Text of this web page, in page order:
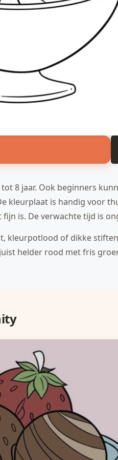
8 jaar. Ook beginners
kleurplaat is handig voor
is. De verwachte tijd is
kleurpotlood of dikke
helder rood met fris